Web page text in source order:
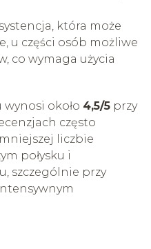
która może
u części osób możliwe
co wymaga użycia
około 4,5/5przy
często
liczbie
połysku i
szczególnie przy